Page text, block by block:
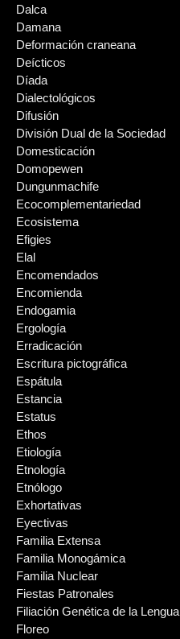
Dalca
Damana
Deformación craneana
Deícticos
Díada
Dialectológicos
Difusión
División Dual de la Sociedad
Domesticación
Domopewen
Dungunmachife
Ecocomplementariedad
Ecosistema
Efigies
Elal
Encomendados
Encomienda
Endogamia
Ergología
Erradicación
Escritura pictográfica
Espátula
Estancia
Estatus
Ethos
Etiología
Etnología
Etnólogo
Exhortativas
Eyectivas
Familia Extensa
Familia Monogámica
Familia Nuclear
Fiestas Patronales
Filiación Genética de la Lengua
Floreo